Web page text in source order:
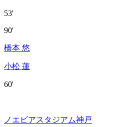
53'
90'
橋本 悠
小松 蓮
60'
ノエビアスタジアム神戸